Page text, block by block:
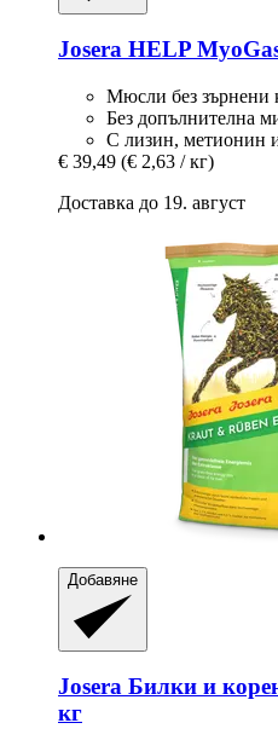
Josera HELP
Мюсли без зърнени
Без допълнителна
С лизин, метионин
€ 39,49 (€ 2,63 / кг)
Доставка до 19. август
Добавяне
Josera Билки и
кг